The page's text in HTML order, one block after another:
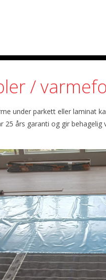
/
under parkett eller laminat
25 års garanti og gir